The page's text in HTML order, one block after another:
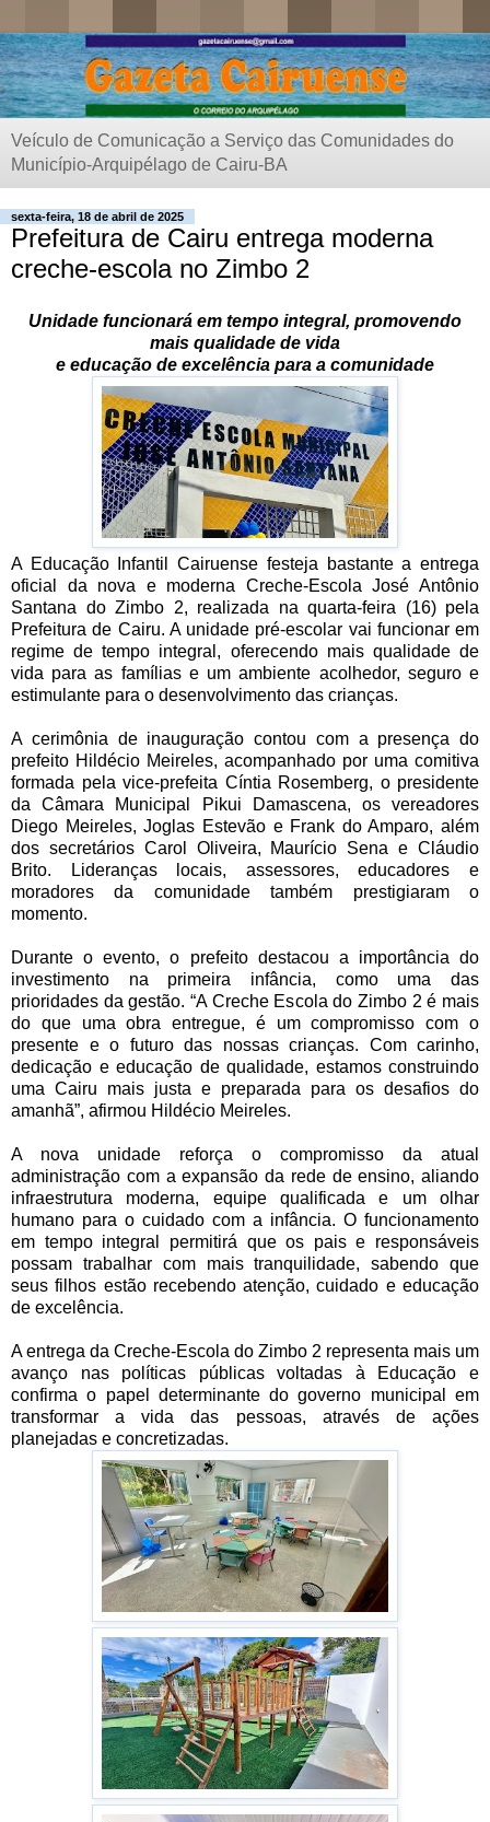
Veículo de Comunicação a Serviço das Comunidades do
Município-Arquipélago de Cairu-BA
sexta-feira, 18 de abril de 2025
Prefeitura de Cairu entrega moderna
creche-escola no Zimbo 2
Unidade funcionará em tempo integral, promovendo
mais qualidade de vida
e educação de excelência para a comunidade
A Educação Infantil Cairuense festeja bastante a entrega
oficial da nova e moderna Creche-Escola José Antônio
Santana do Zimbo 2, realizada na quarta-feira (16) pela
Prefeitura de Cairu. A unidade pré-escolar vai funcionar em
regime de tempo integral, oferecendo mais qualidade de
vida para as famílias e um ambiente acolhedor, seguro e
estimulante para o desenvolvimento das crianças.
A cerimônia de inauguração contou com a presença do
prefeito Hildécio Meireles, acompanhado por uma comitiva
formada pela vice-prefeita Cíntia Rosemberg, o presidente
da Câmara Municipal Pikui Damascena, os vereadores
Diego Meireles, Joglas Estevão e Frank do Amparo, além
dos secretários Carol Oliveira, Maurício Sena e Cláudio
Brito. Lideranças locais, assessores, educadores e
moradores da comunidade também prestigiaram o
momento.
Durante o evento, o prefeito destacou a importância do
investimento na primeira infância, como uma das
prioridades da gestão. “A Creche Escola do Zimbo 2 é mais
do que uma obra entregue, é um compromisso com o
presente e o futuro das nossas crianças. Com carinho,
dedicação e educação de qualidade, estamos construindo
uma Cairu mais justa e preparada para os desafios do
amanhã”, afirmou Hildécio Meireles.
A nova unidade reforça o compromisso da atual
administração com a expansão da rede de ensino, aliando
infraestrutura moderna, equipe qualificada e um olhar
humano para o cuidado com a infância. O funcionamento
em tempo integral permitirá que os pais e responsáveis
possam trabalhar com mais tranquilidade, sabendo que
seus filhos estão recebendo atenção, cuidado e educação
de excelência.
A entrega da Creche-Escola do Zimbo 2 representa mais um
avanço nas políticas públicas voltadas à Educação e
confirma o papel determinante do governo municipal em
transformar a vida das pessoas, através de ações
planejadas e concretizadas.